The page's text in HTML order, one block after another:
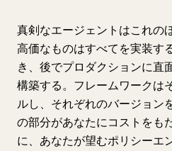
真剣なエージェントはこれの
高価なものはすべてを実装す
き、後でプロダクションに直
構築する。フレームワークは
ルし、それぞれのバージョン
の部分があなたにコストをも
に、あなたが望むポリシーエ